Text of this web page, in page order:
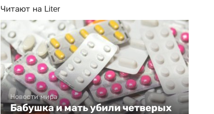
Читают на Liter
Новости мира
Бабушка и мать убили четверых